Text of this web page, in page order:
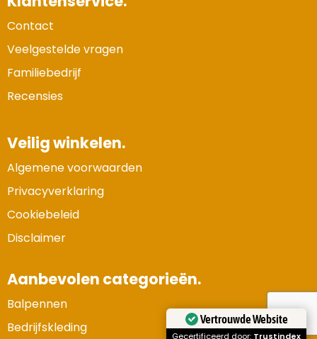
Contact
Veelgestelde vragen
Familiebedrijf
Recensies
Veilig winkelen.
Algemene voorwaarden
Privacyverklaring
Cookiebeleid
Disclaimer
Aanbevolen categorieën.
Balpennen
Bedrijfskleding
Vertrouwde Website
Gecertificeerd door: Trustindex